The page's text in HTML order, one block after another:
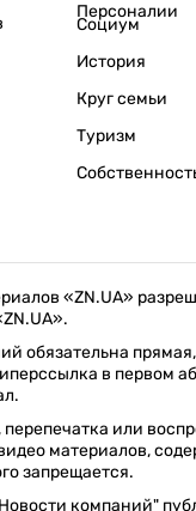
Персоналии
Социум
История
Круг семьи
Туризм
«ZN.UA»
обязательна
в первом
или
материалов,
запрещается.
компаний"